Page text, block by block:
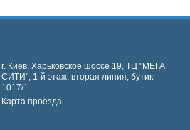
г. Киев, Харьковское шоссе 19, ТЦ "МЕГА
СИТИ", 1-й этаж, вторая линия, бутик
1017/1
Карта проезда